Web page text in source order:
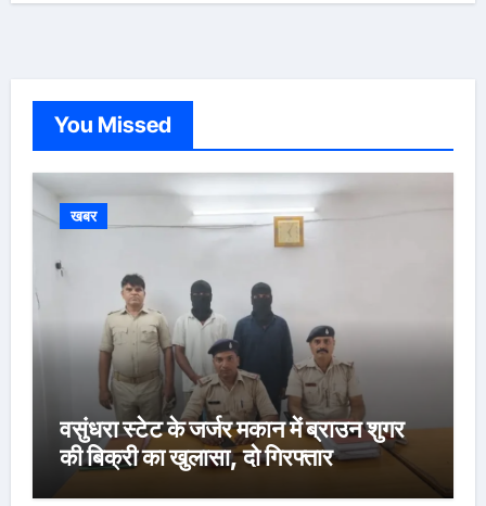
You Missed
खबर
वसुंधरा स्टेट के जर्जर मकान में ब्राउन शुगर
की बिक्री का खुलासा, दो गिरफ्तार